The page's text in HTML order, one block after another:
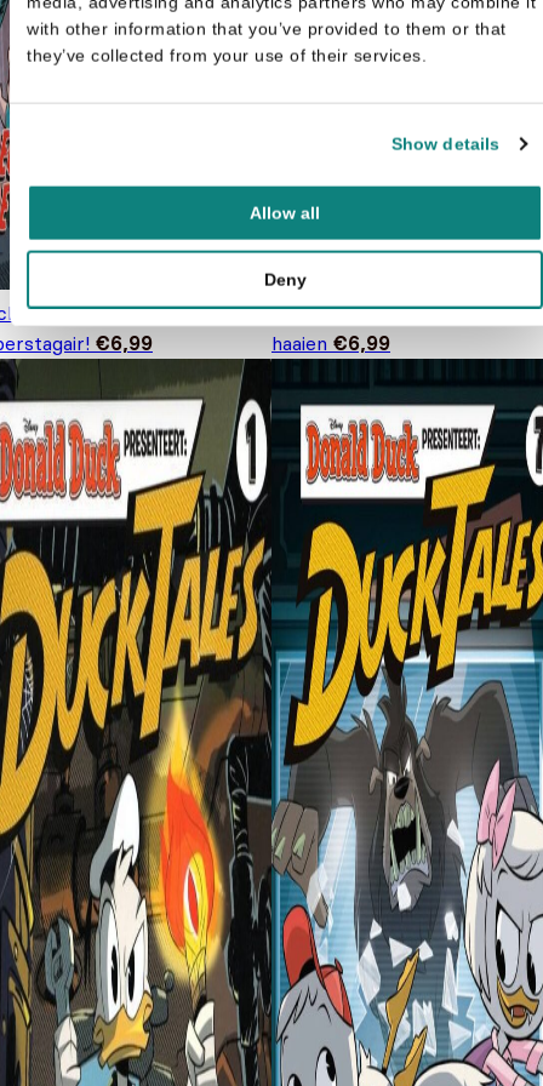
with other information that you’ve provided to them or that
they’ve collected from your use of their services.
Show details
Allow all
Deny
10 - Redding van een
€6,99
Ducktales 8 - Uitvinding naar
haaien €6,99